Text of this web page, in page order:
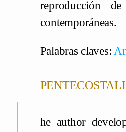
reproducción
contemporáneas.
Palabras claves:
he author